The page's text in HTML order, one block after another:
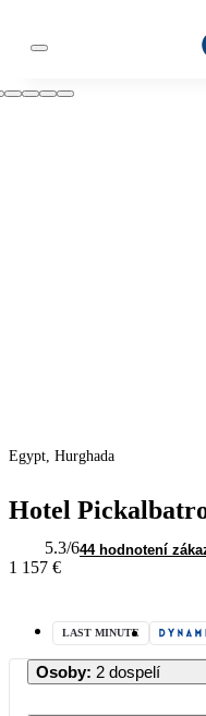
Egypt, Hurghada
Hotel
5.3/644 hodnotení
1 157 €
LAST MINUTE
Osoby: 2 dospelí